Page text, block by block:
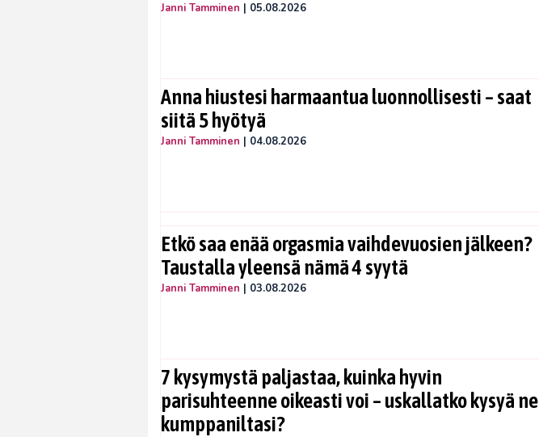
Janni Tamminen | 05.08.2026
Anna hiustesi harmaantua luonnollisesti – saat
siitä 5 hyötyä
Janni Tamminen | 04.08.2026
Etkö saa enää orgasmia vaihdevuosien jälkeen?
Taustalla yleensä nämä 4 syytä
Janni Tamminen | 03.08.2026
7 kysymystä paljastaa, kuinka hyvin
parisuhteenne oikeasti voi – uskallatko kysyä ne
kumppaniltasi?